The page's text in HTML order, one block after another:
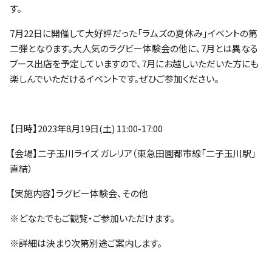
ファンクラブ
す。
7月22日に開催して大好評だった「ラムズの夏休み」イベントの第
二弾となります。大人気のラグビー体験会の他に、7月とは異なる
ブース出店を予定していますので、7月にお越しいただいた方にも
楽しんでいただけるイベントです。ぜひご参加ください。
【日時】2023年8月19日(土) 11:00-17:00
【会場】二子玉川ライズ ガレリア（東急田園都市線「二子玉川駅」
直結）
【実施内容】ラグビー体験会、その他
※どなたでもご観覧・ご参加いただけます。
※詳細は決まり次第別途ご案内します。